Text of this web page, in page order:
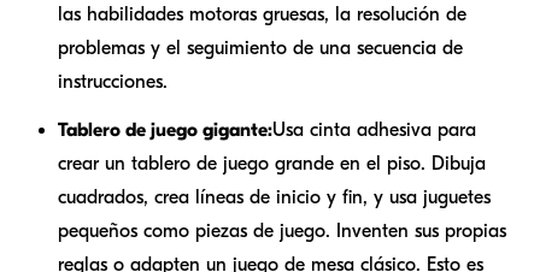
las habilidades motoras gruesas, la resolución de
problemas y el seguimiento de una secuencia de
instrucciones.
Tablero de juego gigante:Usa cinta adhesiva para
crear un tablero de juego grande en el piso. Dibuja
cuadrados, crea líneas de inicio y fin, y usa juguetes
pequeños como piezas de juego. Inventen sus propias
reglas o adapten un juego de mesa clásico. Esto es